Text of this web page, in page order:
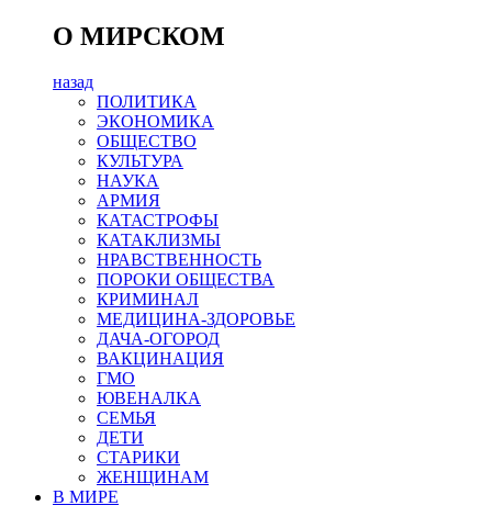
О МИРСКОМ
назад
ПОЛИТИКА
ЭКОНОМИКА
ОБЩЕСТВО
КУЛЬТУРА
НАУКА
АРМИЯ
КАТАСТРОФЫ
КАТАКЛИЗМЫ
НРАВСТВЕННОСТЬ
ПОРОКИ ОБЩЕСТВА
КРИМИНАЛ
МЕДИЦИНА-ЗДОРОВЬЕ
ДАЧА-ОГОРОД
ВАКЦИНАЦИЯ
ГМО
ЮВЕНАЛКА
СЕМЬЯ
ДЕТИ
СТАРИКИ
ЖЕНЩИНАМ
В МИРЕ